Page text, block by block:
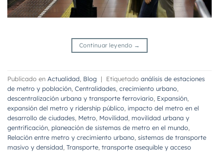
Continuar leyendo →
Publicado en Actualidad, Blog | Etiquetado análisis de estaciones
de metro y población, Centralidades, crecimiento urbano,
descentralización urbana y transporte ferroviario, Expansión,
expansión del metro y ridership público, impacto del metro en el
desarrollo de ciudades, Metro, Movilidad, movilidad urbana y
gentrificación, planeación de sistemas de metro en el mundo,
Relación entre metro y crecimiento urbano, sistemas de transporte
masivo y densidad, Transporte, transporte asequible y acceso